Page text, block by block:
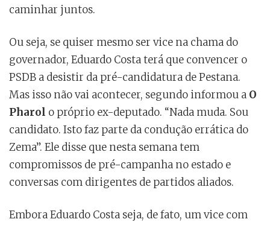
caminhar juntos.
Ou seja, se quiser mesmo ser vice na chama do
governador, Eduardo Costa terá que convencer o
PSDB a desistir da pré-candidatura de Pestana.
Mas isso não vai acontecer, segundo informou a O
Pharol o próprio ex-deputado. “Nada muda. Sou
candidato. Isto faz parte da condução errática do
Zema”. Ele disse que nesta semana tem
compromissos de pré-campanha no estado e
conversas com dirigentes de partidos aliados.
Embora Eduardo Costa seja, de fato, um vice com